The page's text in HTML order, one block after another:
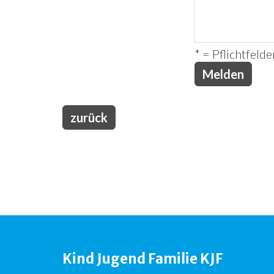
* =
zurück
Kind Jugend Familie KJF